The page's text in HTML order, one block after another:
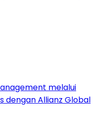
melalui
dengan Allianz Global